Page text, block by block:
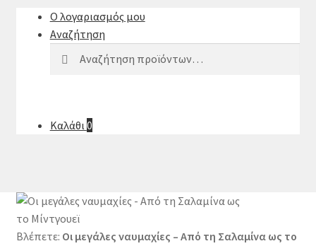
Ο λογαριασμός μου
Αναζήτηση
Καλάθι0
Βλέπετε: Οι μεγάλες ναυμαχίες – Από τη Σαλαμίνα ως το